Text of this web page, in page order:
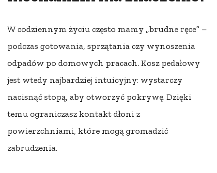
W codziennym życiu często mamy „brudne ręce” –
podczas gotowania, sprzątania czy wynoszenia
odpadów po domowych pracach. Kosz pedałowy
jest wtedy najbardziej intuicyjny: wystarczy
nacisnąć stopą, aby otworzyć pokrywę. Dzięki
temu ograniczasz kontakt dłoni z
powierzchniami, które mogą gromadzić
zabrudzenia.